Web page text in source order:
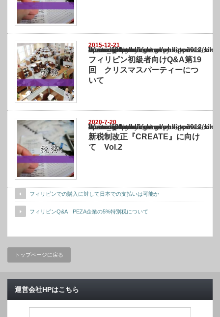
2015-12-21
Warning
: Undefined array key "show_category" in
/home/netst/kuno-cpa.co.jp/public_html/philippines_blog/wp-content/themes/
on line183
フィリピン初級者向けQ&A第19
回 クリスマスパーティーにつ
いて
2020-7-20
Warning
: Undefined array key "show_category" in
/home/netst/kuno-cpa.co.jp/public_html/philippines_blog/wp-content/themes/
on line183
新税制改正『CREATE』に向け
て Vol.2
フィリピンでの購入に対して日本での支払いは可能か
フィリピンQ&A PEZA企業の5%特別税について
トップページに戻る
運営会社HPはこちら